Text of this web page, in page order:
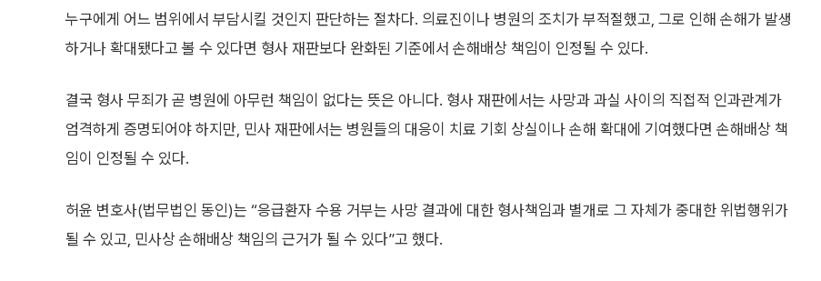
누구에게 어느 범위에서 부담시킬 것인지 판단하는 절차다. 의료진이나 병원의 조치가 부적절했고, 그로 인해 손해가 발생
하거나 확대됐다고 볼 수 있다면 형사 재판보다 완화된 기준에서 손해배상 책임이 인정될 수 있다.
결국 형사 무죄가 곧 병원에 아무런 책임이 없다는 뜻은 아니다. 형사 재판에서는 사망과 과실 사이의 직접적 인과관계가
엄격하게 증명되어야 하지만, 민사 재판에서는 병원들의 대응이 치료 기회 상실이나 손해 확대에 기여했다면 손해배상 책
임이 인정될 수 있다.
허윤 변호사(법무법인 동인)는 “응급환자 수용 거부는 사망 결과에 대한 형사책임과 별개로 그 자체가 중대한 위법행위가
될 수 있고, 민사상 손해배상 책임의 근거가 될 수 있다”고 했다.